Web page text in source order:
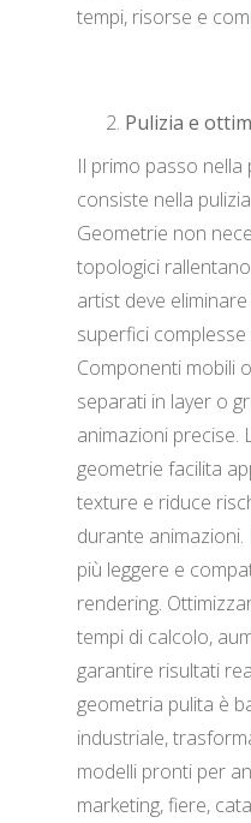
tempi, risorse e
Pulizia e
Il primo passo nella
consiste nella
Geometrie non
topologici
artist deve
superfici
Componenti mobili
separati in layer o
animazioni precise.
geometrie facilita
texture e riduce
durante
più leggere e
rendering.
tempi di calcolo,
garantire risultati
geometria pulita è
industriale,
modelli pronti per
marketing, fiere,